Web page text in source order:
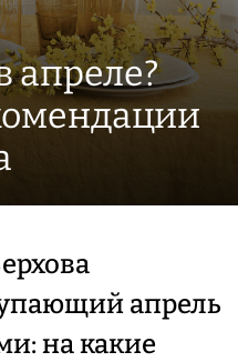
апреле?
апрель
на какие